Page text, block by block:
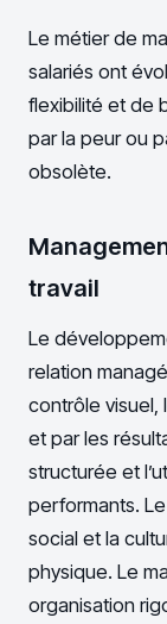
Le métier de
salariés ont
flexibilité et de
par la peur ou
obsolète.
travail
Le
relation
contrôle visuel,
et par les
structurée et
performants.
social et la
physique. Le
organisation